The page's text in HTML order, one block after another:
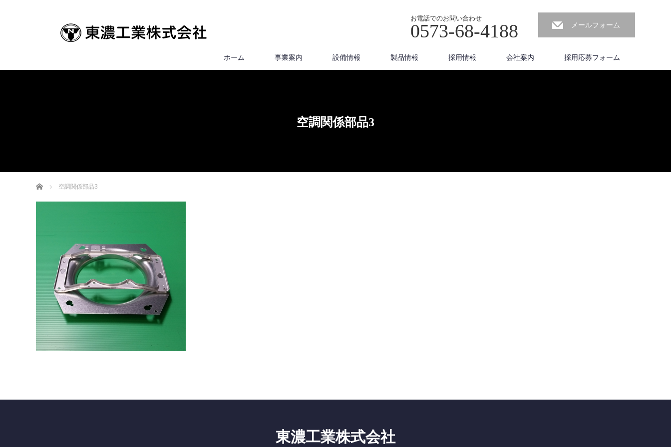
お電話でのお問い合わせ
0573-68-4188 メールフォーム
ホーム 事業案内 設備情報 製品情報 採用情報 会社案内 採用応募フォーム
空調関係部品3
ホーム 空調関係部品3
東濃工業株式会社